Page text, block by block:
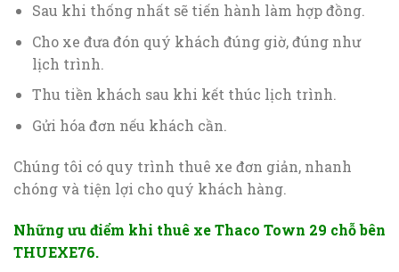
Sau khi thống nhất sẽ tiến hành làm hợp đồng.
Cho xe đưa đón quý khách đúng giờ, đúng như
lịch trình.
Thu tiền khách sau khi kết thúc lịch trình.
Gửi hóa đơn nếu khách cần.
Chúng tôi có quy trình thuê xe đơn giản, nhanh
chóng và tiện lợi cho quý khách hàng.
Những ưu điểm khi thuê xe Thaco Town 29 chỗ bên
THUEXE76.